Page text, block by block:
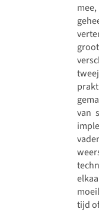
van
tijd